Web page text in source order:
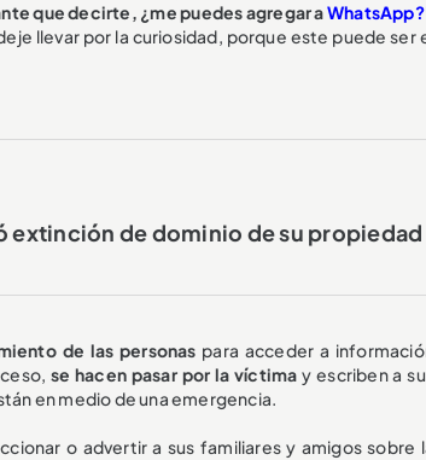
que decirte, ¿me puedes agregar aWhatsApp?
llevar por la curiosidad, porque este puede ser
extinción de dominio de su propiedad
de las personas para acceder a
se hacen pasar por la víctimay escriben a
en medio de una emergencia.
o advertir a sus familiares y amigos sobre